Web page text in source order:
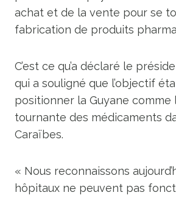
achat et de la vente pour se
fabrication de produits
C’est ce qu’a déclaré le
qui a souligné que l’objectif
positionner la Guyane comme
tournante des médicaments
Caraïbes.
« Nous reconnaissons
hôpitaux ne peuvent pas